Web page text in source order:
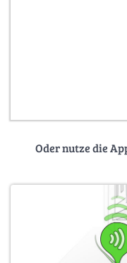
Oder nutze die